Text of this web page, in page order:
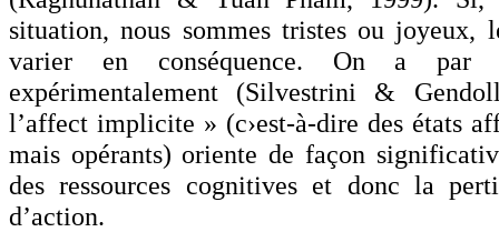
situation, nous sommes tristes ou joyeux,
varier en conséquence. On a par
expérimentalement (Silvestrini &
l’affect implicite » (c›est-à-dire des états
mais opérants) oriente de façon
des ressources cognitives et donc la
d’action.